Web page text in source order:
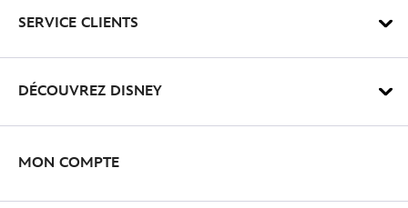
SERVICE CLIENTS
DÉCOUVREZ DISNEY
MON COMPTE